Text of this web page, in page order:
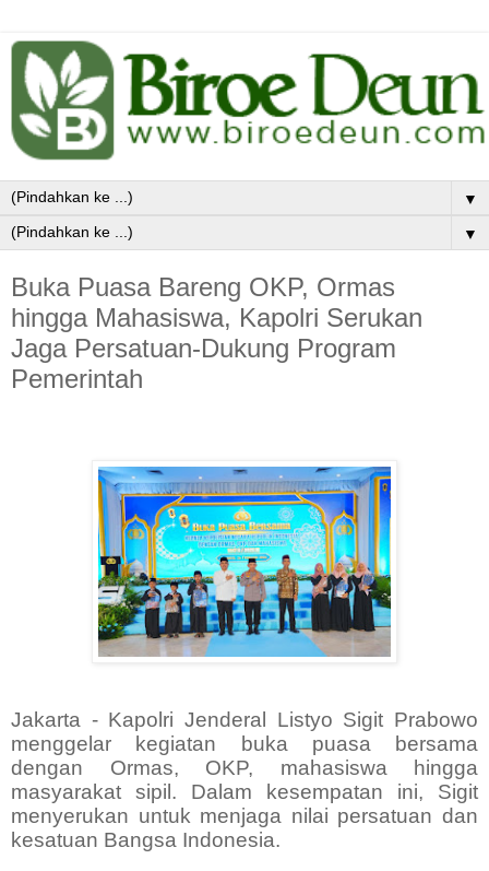
▼
▼
Buka Puasa Bareng OKP, Ormas
hingga Mahasiswa, Kapolri Serukan
Jaga Persatuan-Dukung Program
Pemerintah
Jakarta - Kapolri Jenderal Listyo Sigit Prabowo
menggelar kegiatan buka puasa bersama
dengan Ormas, OKP, mahasiswa hingga
masyarakat sipil. Dalam kesempatan ini, Sigit
menyerukan untuk menjaga nilai persatuan dan
kesatuan Bangsa Indonesia.